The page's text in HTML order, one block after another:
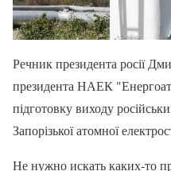
Речник президента росії
президента НАЕК
підготовку виходу
Запорізької атомної
Не нужно искать каких-то